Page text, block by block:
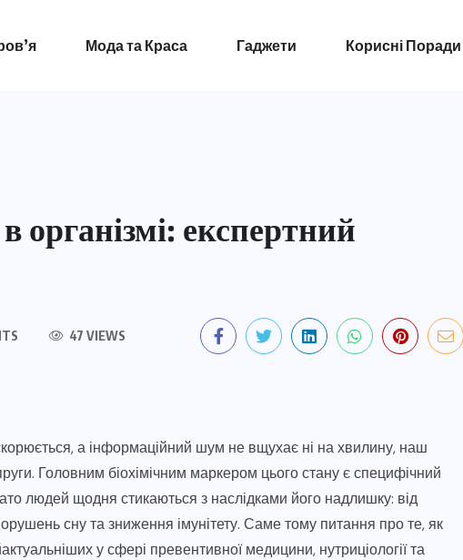
Мода та Краса Гаджети Корисні Поради
організмі: експертний
47 VIEWS
а інформаційний шум не вщухає ні на хвилину, наш
Головним біохімічним маркером цього стану є специфічний
людей щодня стикаються з наслідками його надлишку: від
сну та зниження імунітету. Саме тому питання про те, як
у сфері превентивної медицини, нутриціології та